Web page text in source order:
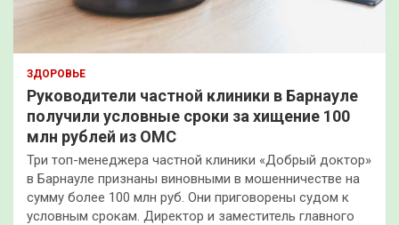
ЗДОРОВЬЕ
Руководители частной клиники в Барнауле
получили условные сроки за хищение 100
млн рублей из ОМС
Три топ-менеджера частной клиники «Добрый доктор»
в Барнауле признаны виновными в мошенничестве на
сумму более 100 млн руб. Они приговорены судом к
условным срокам. Директор и заместитель главного